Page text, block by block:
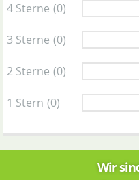
4 Sterne (0)
3 Sterne (0)
2 Sterne (0)
1 Stern (0)
Wir